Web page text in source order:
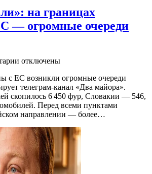
на границах
— огромные очереди
отключены
с ЕС возникли огромные очереди
телеграм-канал «Два майора».
скопилось 6 450 фур, Словакии — 546,
Перед всеми пунктами
направлении — более…